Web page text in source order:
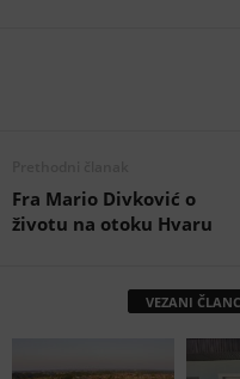
Fra Mario Divković o
životu na otoku Hvaru
VEZANI